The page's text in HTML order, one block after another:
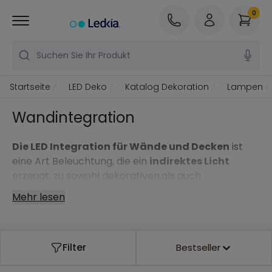
Suchen Sie Ihr Produkt
0
Startseite LED Deko Katalog Dekoration Lampen
Wandintegration
Die LED Integration für Wände und Decken ist
eine Art Beleuchtung, die ein indirektes Licht
erzeugt, zu sowohl dekorativen,als auch
praktischen Zwecken.Sie ist
gemütlichere und elegantere Atmosphären zu
dekorieren.
Mehr lesen
Filter Bestseller